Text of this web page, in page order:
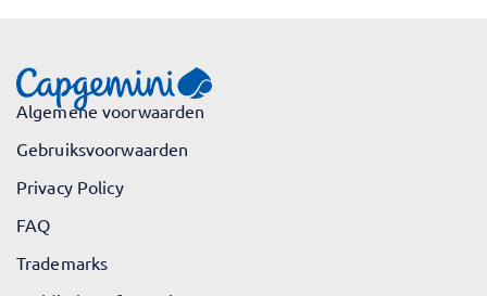
Algemene voorwaarden
Gebruiksvoorwaarden
Privacy Policy
FAQ
Trademarks